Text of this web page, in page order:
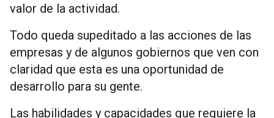
valor de la actividad.
Todo queda supeditado a las acciones de las
empresas y de algunos gobiernos que ven con
claridad que esta es una oportunidad de
desarrollo para su gente.
Las habilidades y capacidades que requiere la